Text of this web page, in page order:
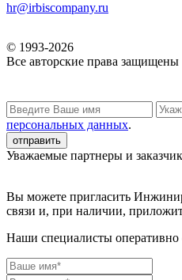
hr@irbiscompany.ru
© 1993-2026
Все авторские права защищены
персональных данных.
Уважаемые партнеры и
Вы можете пригласить
связи и, при наличии,
Наши специалисты оперативно